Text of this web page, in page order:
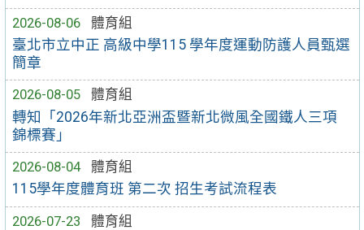
2026-08-06
體育組
臺北市立中正 高級中學115 學年度運動防護人員甄選
簡章
2026-08-05
體育組
轉知「2026年新北亞洲盃暨新北微風全國鐵人三項
錦標賽」
2026-08-04
體育組
115學年度體育班 第二次 招生考試流程表
2026-07-23
體育組